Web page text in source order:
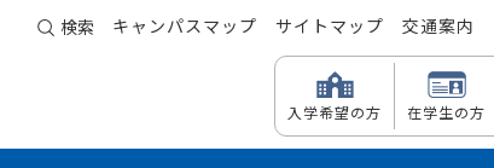
検索 キャンパスマップ サイトマップ 交通案内
入学希望の方 在学生の方